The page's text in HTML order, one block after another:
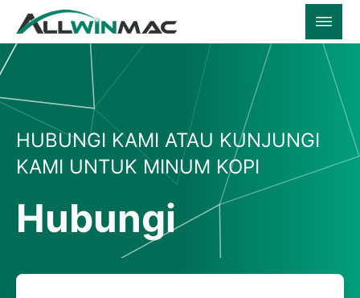
HUBUNGI KAMI ATAU KUNJUNGI
KAMI UNTUK MINUM KOPI
Hubungi